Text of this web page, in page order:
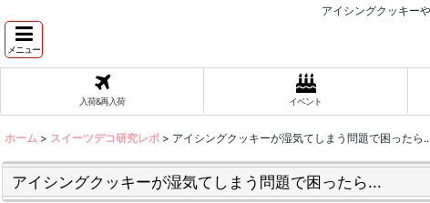
アイシングクッキー
メニュー
入荷&再入荷 イベント
ホーム > スイーツデコ研究レポ > アイシングクッキーが湿気てしまう問題で困ったら
アイシングクッキーが湿気てしまう問題で困ったら...